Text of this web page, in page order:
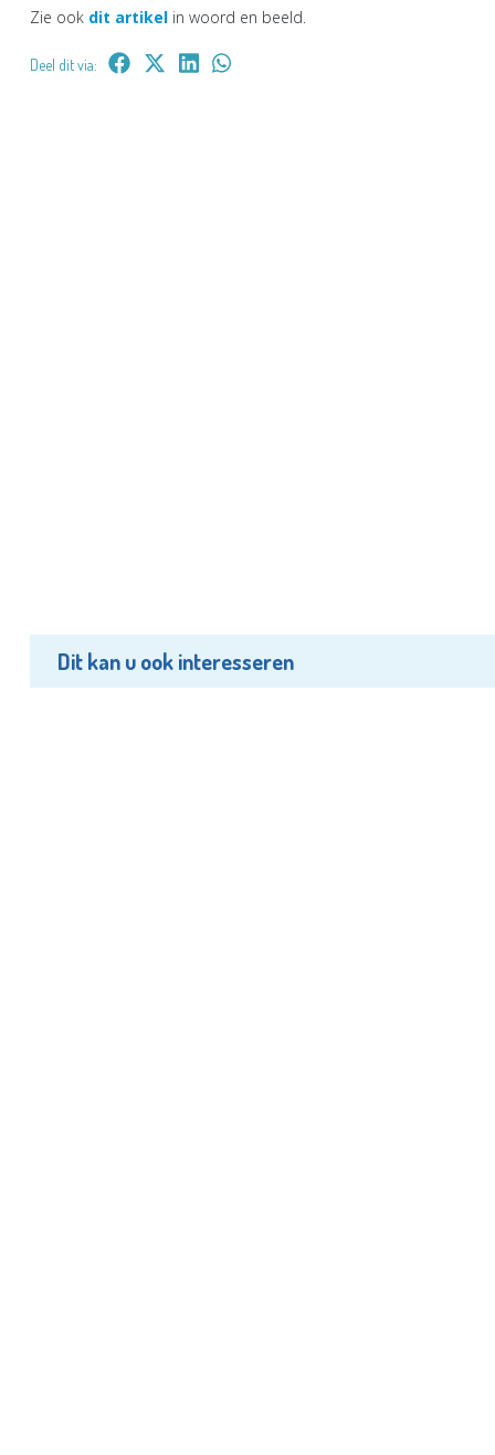
Zie ook dit artikel in woord en beeld.
Deel dit via:
Dit kan u ook interesseren